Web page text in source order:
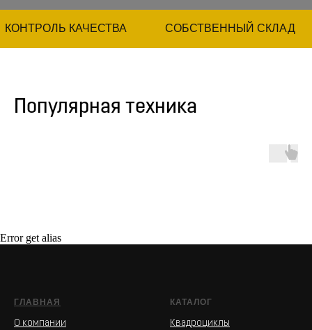
КОНТРОЛЬ КАЧЕСТВА СОБСТВЕННЫЙ СКЛАД
Популярная техника
Error get alias
ГЛАВНАЯ
О компании
КАТАЛОГ
Квадроциклы